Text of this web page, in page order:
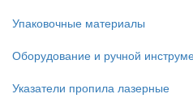
Упаковочные материалы
Оборудование и ручной
Указатели пропила лазерные